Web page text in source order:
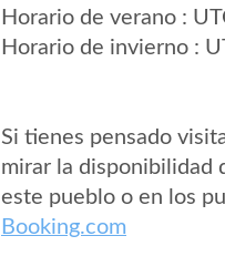
Horario de verano :
Horario de invierno :
Si tienes pensado
mirar la disponibilidad
este pueblo o en los
Booking.com